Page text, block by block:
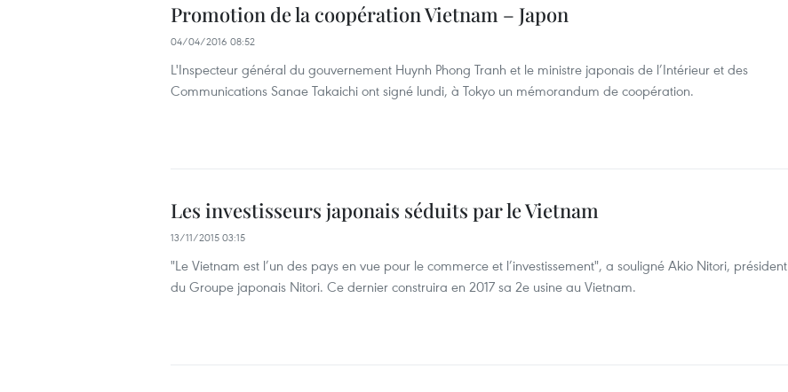
Promotion de la coopération Vietnam – Japon
04/04/2016 08:52
L'Inspecteur général du gouvernement Huynh Phong Tranh et le ministre japonais de l’Intérieur et des
Communications Sanae Takaichi ont signé lundi, à Tokyo un mémorandum de coopération.
Les investisseurs japonais séduits par le Vietnam
13/11/2015 03:15
"Le Vietnam est l’un des pays en vue pour le commerce et l’investissement", a souligné Akio Nitori, président
du Groupe japonais Nitori. Ce dernier construira en 2017 sa 2e usine au Vietnam.